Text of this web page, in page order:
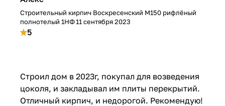
Строительный кирпич Воскресенский М150 рифлёный
полнотелый 1НФ11 сентября 2023
5
Строил дом в 2023г, покупал для возведения
цоколя, и закладывал им плиты перекрытий.
Отличный кирпич, и недорогой. Рекомендую!